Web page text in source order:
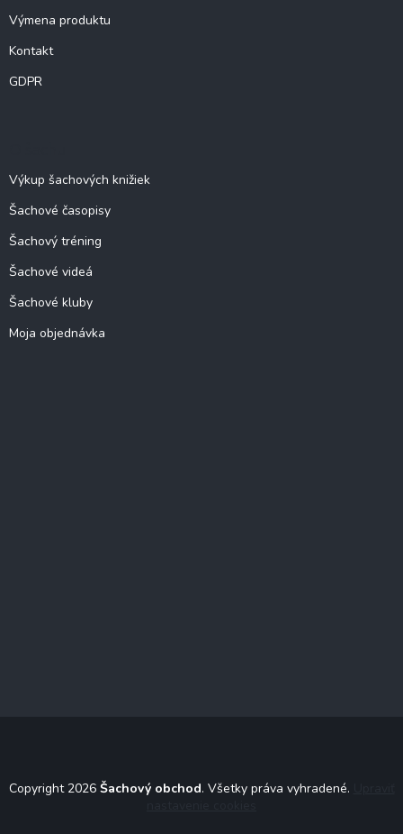
Výmena produktu
Kontakt
GDPR
Výkup šachových knižiek
Šachové časopisy
Šachový tréning
Šachové videá
Šachové kluby
Moja objednávka
Copyright 2026 Šachový obchod. Všetky práva vyhradené.